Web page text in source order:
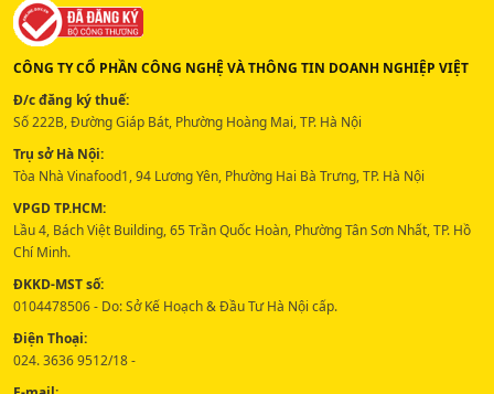
CÔNG TY CỔ PHẦN CÔNG NGHỆ VÀ THÔNG TIN DOANH NGHIỆP VIỆT
Đ/c đăng ký thuế:
Số 222B, Đường Giáp Bát, Phường Hoàng Mai, TP. Hà Nội
Trụ sở Hà Nội:
Tòa Nhà Vinafood1, 94 Lương Yên, Phường Hai Bà Trưng, TP. Hà Nội
VPGD TP.HCM:
Lầu 4, Bách Việt Building, 65 Trần Quốc Hoàn, Phường Tân Sơn Nhất, TP. Hồ
Chí Minh.
ĐKKD-MST số:
0104478506 - Do: Sở Kế Hoạch & Đầu Tư Hà Nội cấp.
Điện Thoại:
024. 3636 9512/18 -